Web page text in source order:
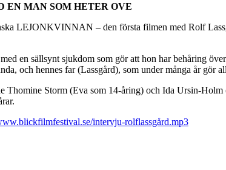
EN MAN SOM HETER OVE
LEJONKVINNAN – den första filmen med Rolf
en sällsynt sjukdom som gör att hon har behåring
och hennes far (Lassgård), som under många år gör
Storm (Eva som 14-åring) och Ida Ursin-
intervju-rolflassgård.mp3